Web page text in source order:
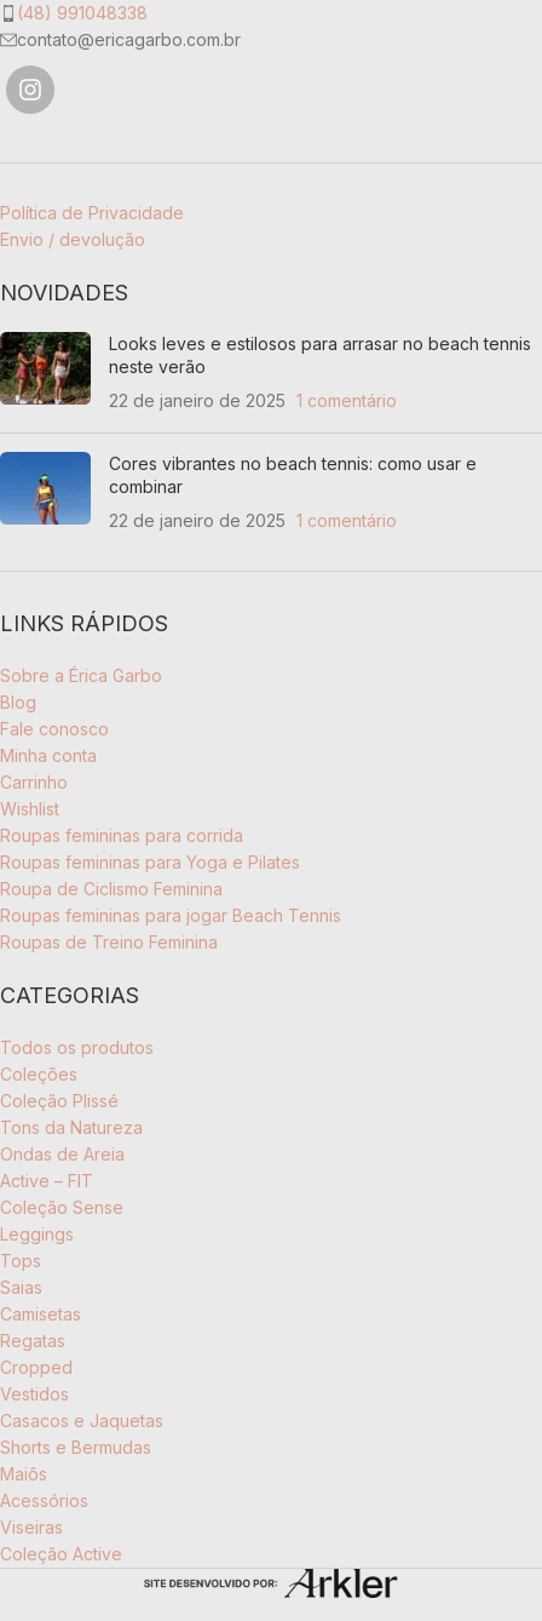
(48) 991048338
contato@ericagarbo.com.br
Política de Privacidade
Envio / devolução
NOVIDADES
Looks leves e estilosos para arrasar no beach tennis
neste verão
22 de janeiro de 2025 1 comentário
Cores vibrantes no beach tennis: como usar e
combinar
22 de janeiro de 2025 1 comentário
LINKS RÁPIDOS
Sobre a Érica Garbo
Blog
Fale conosco
Minha conta
Carrinho
Wishlist
Roupas femininas para corrida
Roupas femininas para Yoga e Pilates
Roupa de Ciclismo Feminina
Roupas femininas para jogar Beach Tennis
Roupas de Treino Feminina
CATEGORIAS
Todos os produtos
Coleções
Coleção Plissé
Tons da Natureza
Ondas de Areia
Active – FIT
Coleção Sense
Leggings
Tops
Saias
Camisetas
Regatas
Cropped
Vestidos
Casacos e Jaquetas
Shorts e Bermudas
Maiôs
Acessórios
Viseiras
Coleção Active